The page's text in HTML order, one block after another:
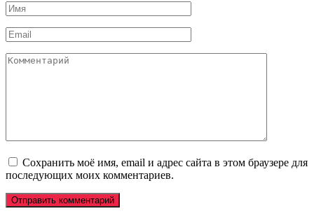
Имя
*
Email
*
Комментарий
Сохранить моё имя, email и адрес сайта в этом браузере для
последующих моих комментариев.